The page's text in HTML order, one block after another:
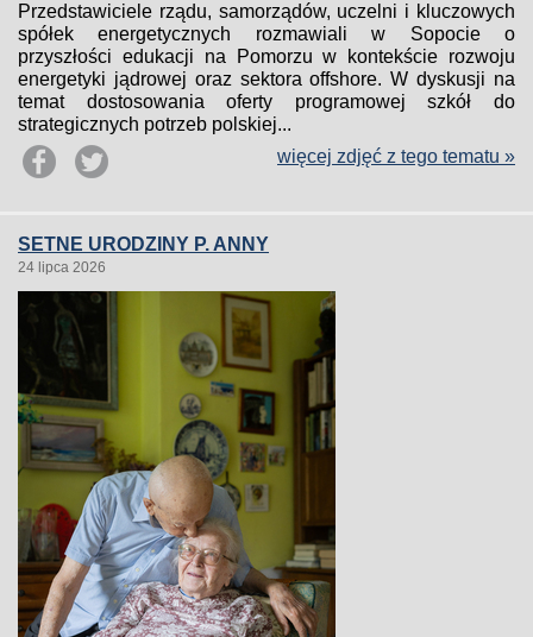
Przedstawiciele rządu, samorządów, uczelni i kluczowych
spółek energetycznych rozmawiali w Sopocie o
przyszłości edukacji na Pomorzu w kontekście rozwoju
energetyki jądrowej oraz sektora offshore. W dyskusji na
temat dostosowania oferty programowej szkół do
strategicznych potrzeb polskiej...
więcej zdjęć z tego tematu »
SETNE URODZINY P. ANNY
24 lipca 2026